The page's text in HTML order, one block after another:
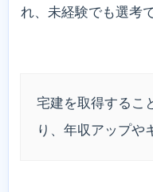
れ、未経験でも選考
宅建を取得するこ
り、年収アップや